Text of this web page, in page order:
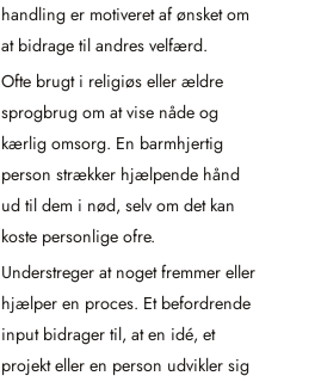
handling er motiveret af ønsket om
at bidrage til andres velfærd.
Ofte brugt i religiøs eller ældre
sprogbrug om at vise nåde og
kærlig omsorg. En barmhjertig
person strækker hjælpende hånd
ud til dem i nød, selv om det kan
koste personlige ofre.
Understreger at noget fremmer eller
hjælper en proces. Et befordrende
input bidrager til, at en idé, et
projekt eller en person udvikler sig